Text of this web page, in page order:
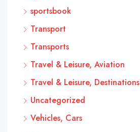
sportsbook
Transport
Transports
Travel & Leisure, Aviation
Travel & Leisure, Destinations
Uncategorized
Vehicles, Cars